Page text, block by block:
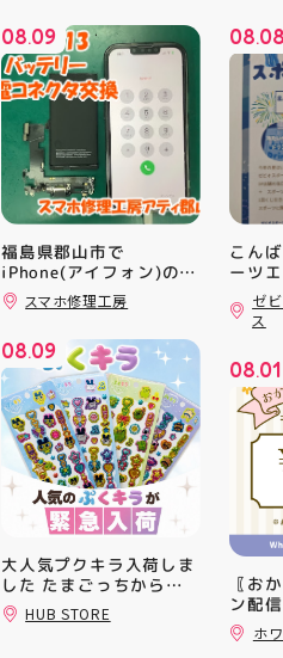
08.09
福島県郡山市で
iPhone(アイフォン)の充
電口修理はスマホ修理工
房アティ郡山店なら即日
スマホ修理工房
08.09
大人気プクキラ入荷しま
した たまごっちからサ
ンリオまで 全13種類の
豊富なラインナップが勢
HUB STORE
08.
こん
ーツ
ィ郡
「ゼ
つり
16(日
ィ館
を行
入り
対策
た、
ート(
買い
ツポ
録)画
だく
加す
ゼ
ス
08.01
〖お
ン配
ッパ
￥
ホ